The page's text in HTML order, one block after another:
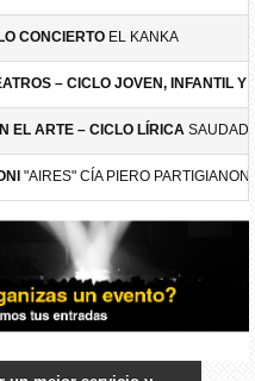
CONCIERTO EL KANKA
– CICLO JOVEN, INFANTIL Y
EL ARTE – CICLO LÍRICA
"AIRES" CÍA PIERO PARTIGIANONI